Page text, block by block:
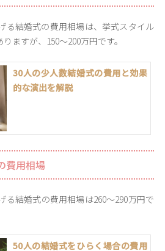
る結婚式の費用相場は、挙式スタイル
ますが、150〜200万円です。
30人の少人数結婚式の費用と効果
的な演出を解説
費用相場
る結婚式の費用相場は260〜290万円で
50人の結婚式をひらく場合の費用